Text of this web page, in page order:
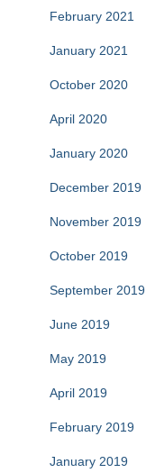
February 2021
January 2021
October 2020
April 2020
January 2020
December 2019
November 2019
October 2019
September 2019
June 2019
May 2019
April 2019
February 2019
January 2019